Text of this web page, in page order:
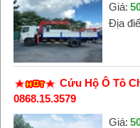
Giá:
Địa
Cứu Hộ Ô Tô
0868.15.3579
Giá: